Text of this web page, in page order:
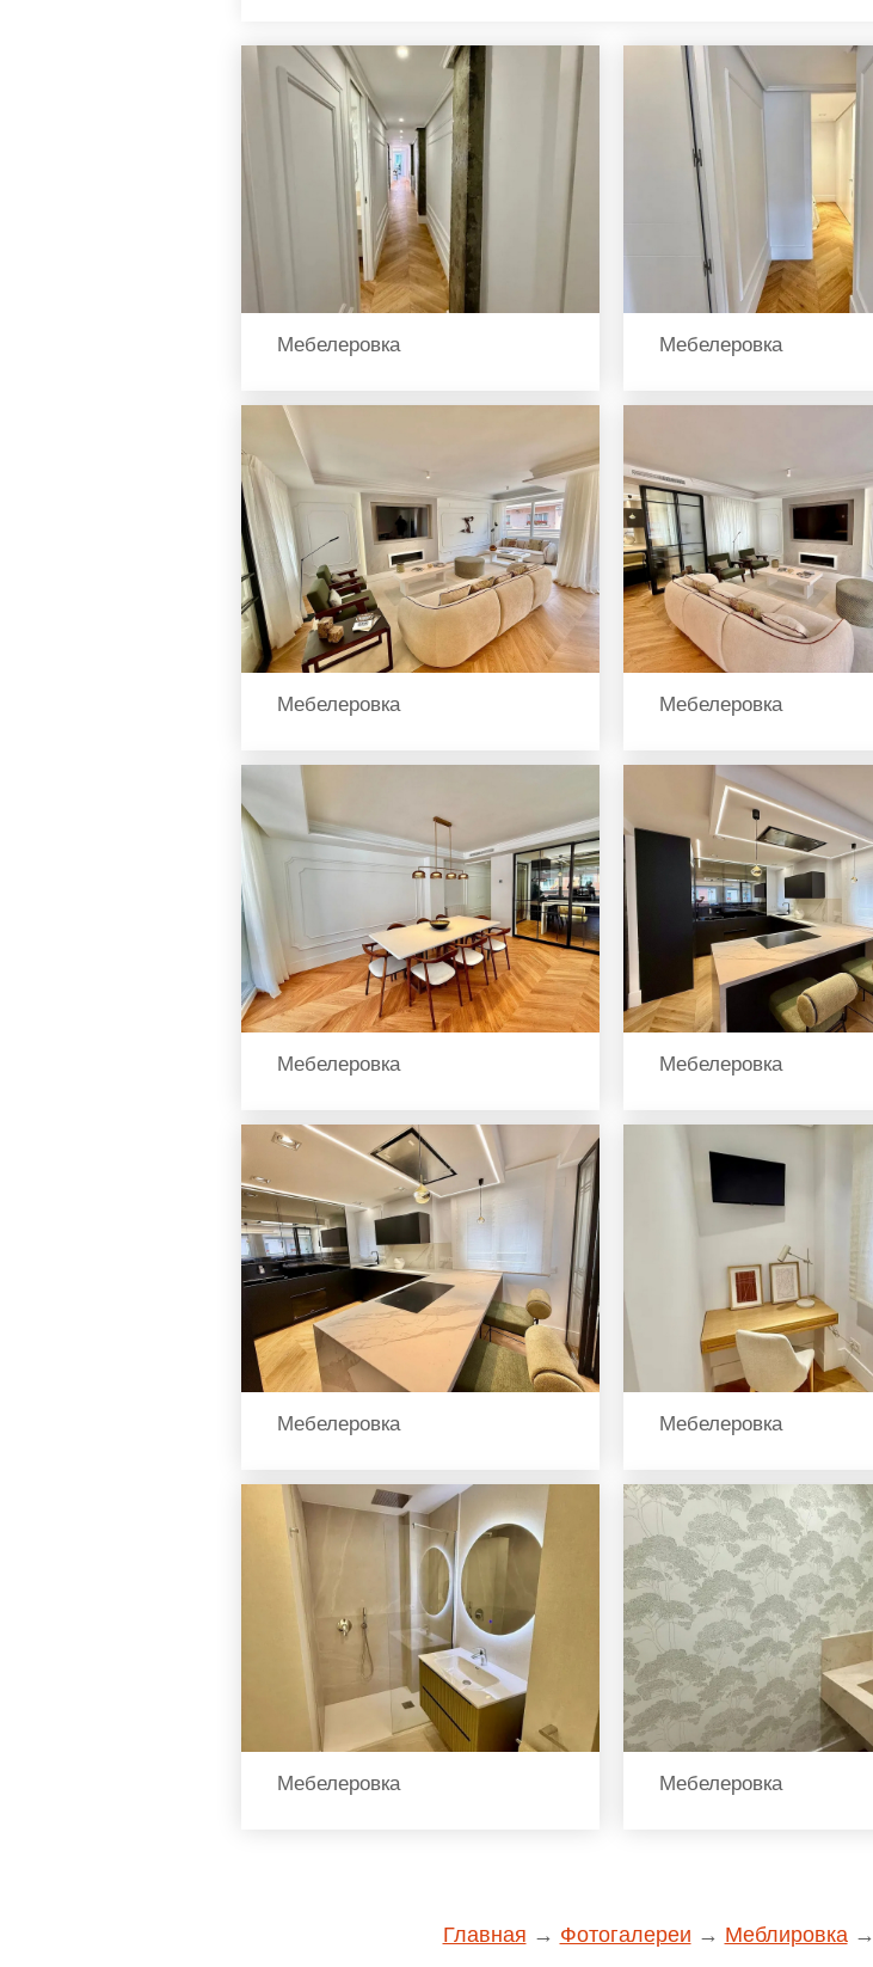
Мебелеровка Мебелеровка
Мебелеровка Мебелеровка
Мебелеровка Мебелеровка
Мебелеровка Мебелеровка
Мебелеровка Мебелеровка
Главная → Фотогалереи → Меблировка→